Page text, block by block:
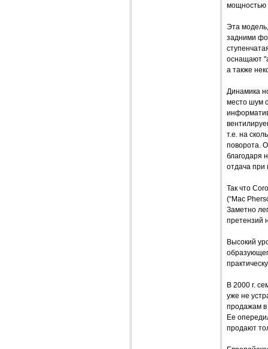
мощностью
Эта
задними
оснащают
а также
Динамика
место шум
т.е. на
поворота.
благодаря
отдача при
Так что
(“Mac
Заметно
претензий
Высокий
В 2000 г.
уже не
продажам в
Ее
продают